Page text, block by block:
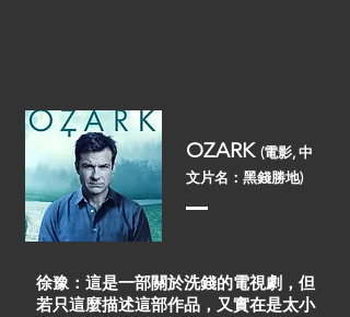
OZARK (電影, 中
文片名：黑錢勝地)
徐豫：這是一部關於洗錢的電視劇，但
若只這麼描述這部作品，又實在是太小